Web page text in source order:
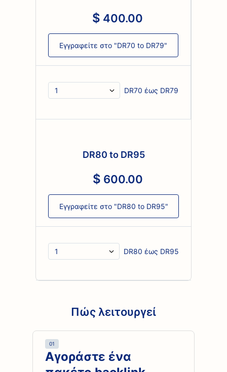
400.00
Εγγραφείτε στο "DR70 to DR79"
DR70 έως DR79
DR80 to DR95
600.00
Εγγραφείτε στο "DR80 to DR95"
DR80 έως DR95
Πώς λειτουργεί
01
Αγοράστε ένα